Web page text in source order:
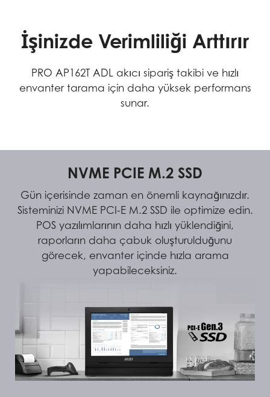
İşinizde Verimliliği Arttırır
PRO AP162T ADL akıcı sipariş takibi ve hızlı
envanter tarama için daha yüksek performans
sunar.
NVME PCIE M.2 SSD
Gün içerisinde zaman en önemli kaynağınızdır.
Sisteminizi NVME PCI-E M.2 SSD ile optimize edin.
POS yazılımlarının daha hızlı yüklendiğini,
raporların daha çabuk oluşturulduğunu
görecek, envanter içinde hızla arama
yapabileceksiniz.